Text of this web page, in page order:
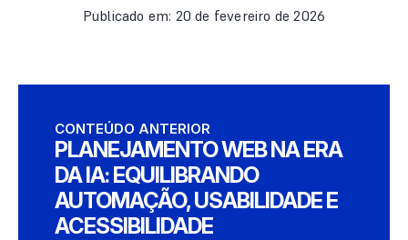
Publicado em: 20 de fevereiro de 2026
CONTEÚDO ANTERIOR
PLANEJAMENTO WEB NA ERA
DA IA: EQUILIBRANDO
AUTOMAÇÃO, USABILIDADE E
ACESSIBILIDADE